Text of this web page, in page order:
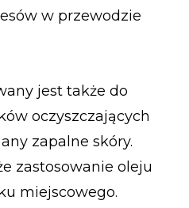
w przewodzie
jest także do
oczyszczających
zapalne skóry.
zastosowanie oleju
miejscowego.